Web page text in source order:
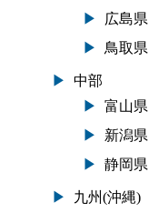
広島県
鳥取県
中部
富山県
新潟県
静岡県
九州(沖縄)